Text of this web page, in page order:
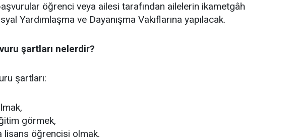
öğrenci veya ailesi tarafından ailelerin ikametgâh
Yardımlaşma ve Dayanışma Vakıflarına yapılacak.
şartları nelerdir?
şartları:
görmek,
lisans öğrencisi olmak.